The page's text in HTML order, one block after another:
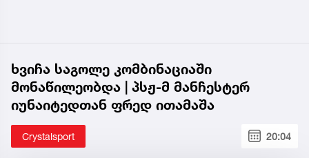
ხვიჩა საგოლე კომბინაციაში
მონაწილეობდა | პსჟ-მ მანჩესტერ
იუნაიტედთან ფრედ ითამაშა
Crystalsport 20:04